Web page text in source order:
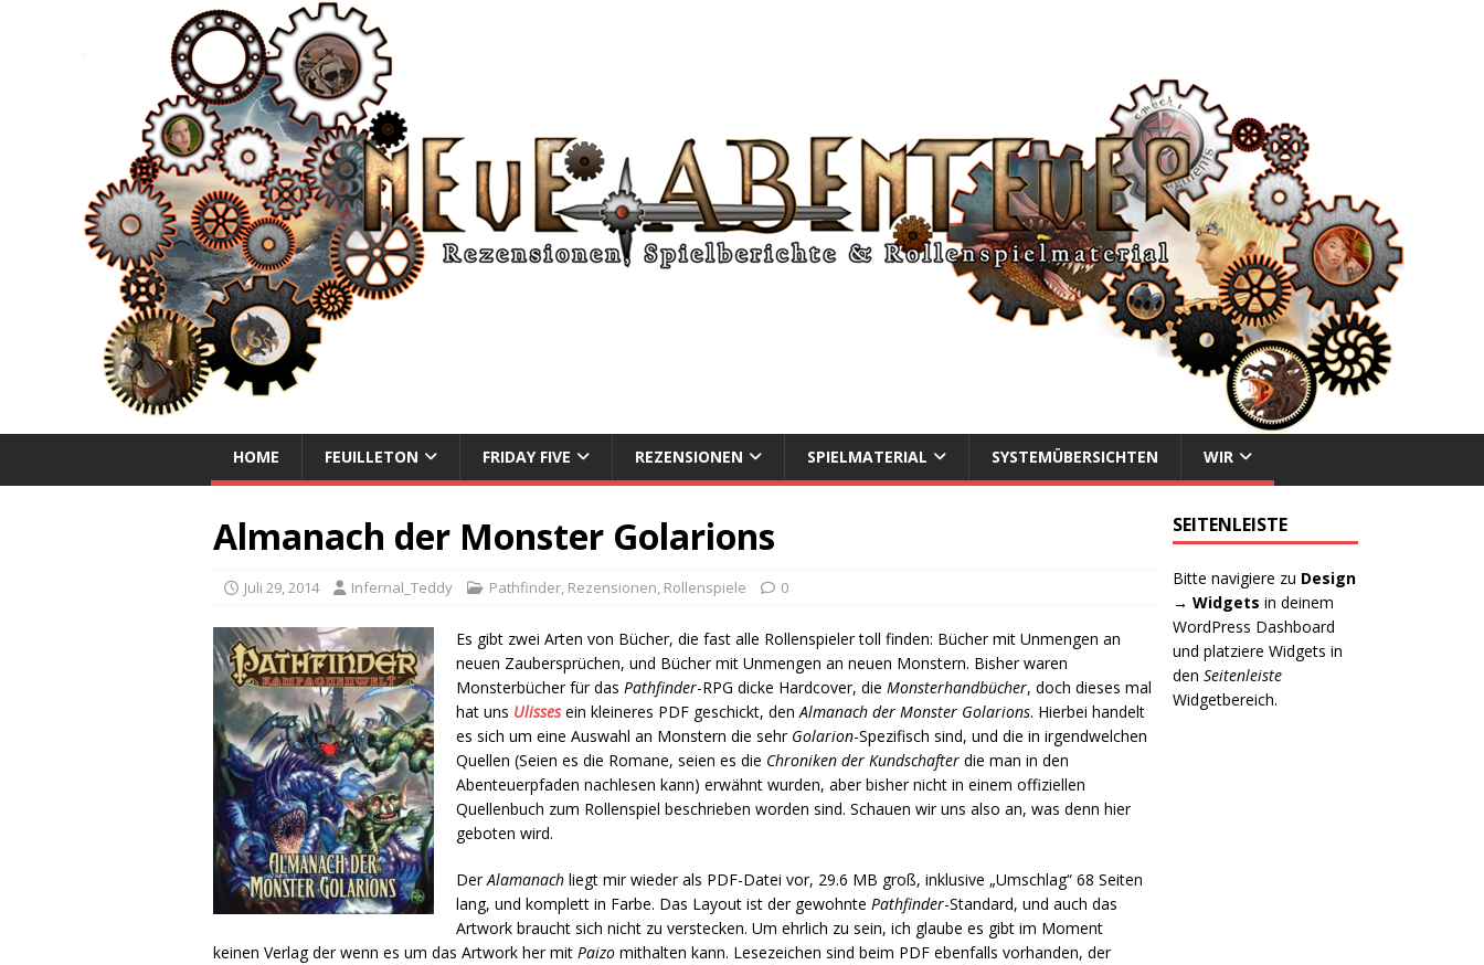
NEUE ABENTEUER
HOME FEUILLETON FRIDAY FIVE REZENSIONEN SPIELMATERIAL SYSTEMÜBERSICHTEN WIR
Almanach der Monster Golarions
Juli 29, 2014 Infernal_Teddy Pathfinder, Rezensionen, Rollenspiele 0
Es gibt zwei Arten von Bücher, die fast alle Rollenspieler toll finden: Bücher mit Unmengen an
neuen Zaubersprüchen, und Bücher mit Unmengen an neuen Monstern. Bisher waren
Monsterbücher für dasPathfinder-RPG dicke Hardcover, dieMonsterhandbücher, doch dieses mal
hat uns Ulissesein kleineres PDF geschickt, denAlmanach der Monster Golarions. Hierbei handelt
es sich um eine Auswahl an Monstern die sehr Golarion-Spezifisch sind, und die in irgendwelchen
Quellen (Seien es die Romane, seien es die Chroniken der Kundschafter die man in den
Abenteuerpfaden nachlesen kann) erwähnt wurden, aber bisher nicht in einem offiziellen
Quellenbuch zum Rollenspiel beschrieben worden sind. Schauen wir uns also an, was denn hier
geboten wird.
DerAlamanach liegt mir wieder als PDF-Datei vor, 29.6 MB groß, inklusive „Umschlag“ 68 Seiten
lang, und komplett in Farbe. Das Layout ist der gewohntePathfinder-Standard, und auch das
Artwork braucht sich nicht zu verstecken. Um ehrlich zu sein, ich glaube es gibt im Moment
keinen Verlag der wenn es um das Artwork her mit Paizo mithalten kann. Lesezeichen sind beim PDF ebenfalls vorhanden, der
SEITENLEISTE
Bitte navigiere zu Design
→ Widgets in deinem
WordPress Dashboard
und platziere Widgets in
denSeitenleiste
Widgetbereich.